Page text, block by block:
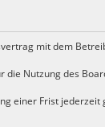
mit dem
Nutzung des
einer Frist jederzeit